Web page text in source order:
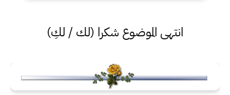
انتهى الموضوع شكرا (لك / لكِ)